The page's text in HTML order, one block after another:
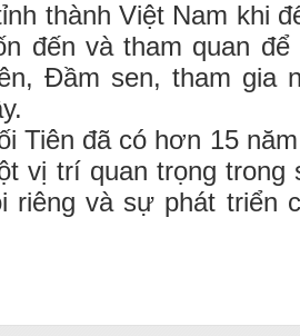
thành Việt Nam khi
đến và tham quan
Đầm sen, tham gia
Tiên đã có hơn 15
vị trí quan trọng trong
riêng và sự phát triển